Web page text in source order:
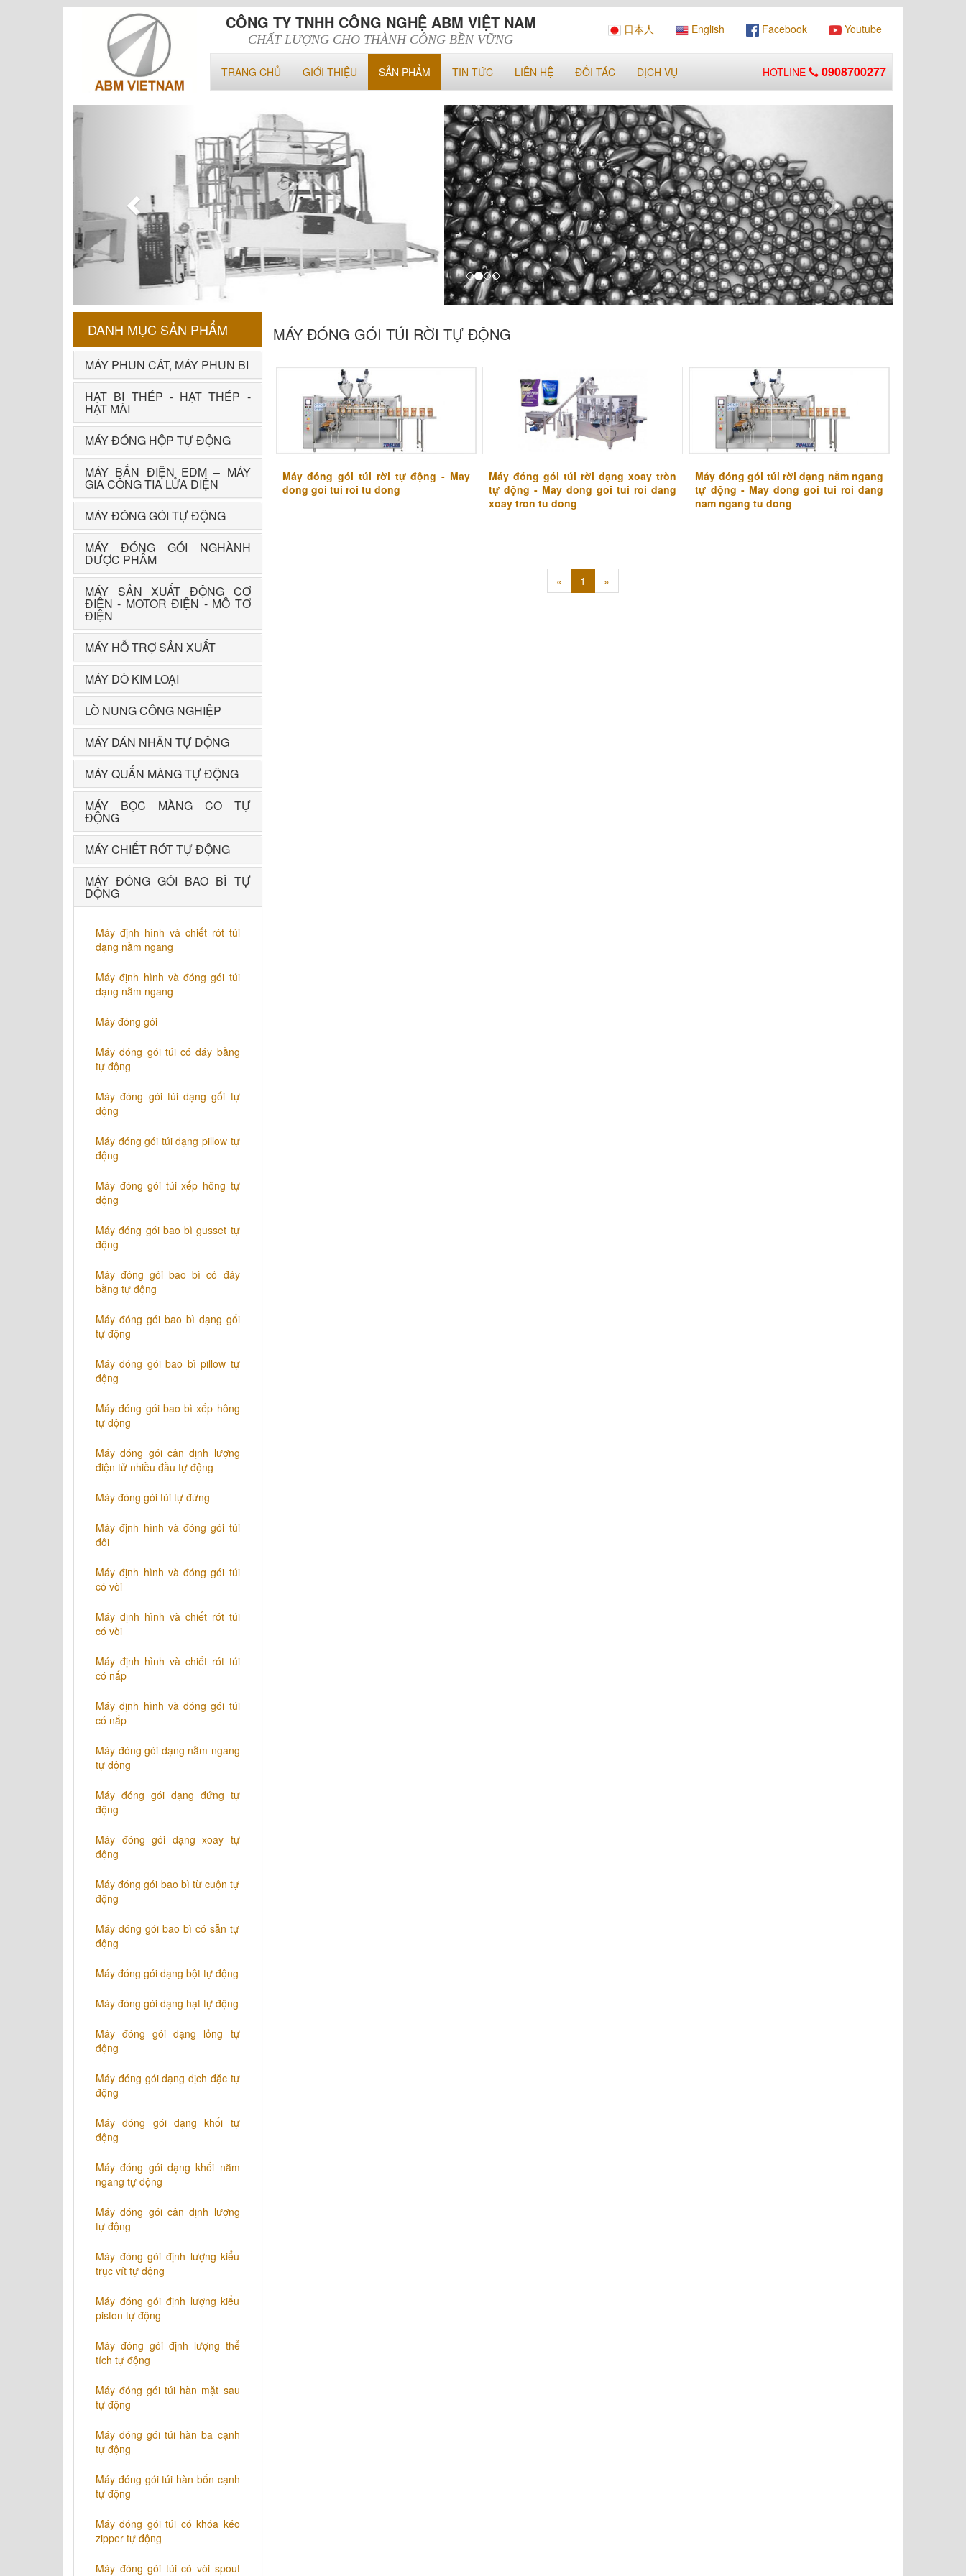
CÔNG TY TNHH CÔNG NGHỆ ABM VIỆT NAM
CHẤT LƯỢNG CHO THÀNH CÔNG BỀN VỮNG
日本人 English Facebook Youtube
TRANG CHỦ GIỚI THIỆU SẢN PHẨM TIN TỨC LIÊN HỆ ĐỐI TÁC DỊCH VỤ HOTLINE 0908700277
DANH MỤC SẢN PHẨM
MÁY PHUN CÁT, MÁY PHUN BI
HẠT BI THÉP - HẠT THÉP -
HẠT MÀI
MÁY ĐÓNG HỘP TỰ ĐỘNG
MÁY BẮN ĐIỆN EDM – MÁY
GIA CÔNG TIA LỬA ĐIỆN
MÁY ĐÓNG GÓI TỰ ĐỘNG
MÁY ĐÓNG GÓI NGHÀNH
DƯỢC PHẨM
MÁY SẢN XUẤT ĐỘNG CƠ
ĐIỆN - MOTOR ĐIỆN - MÔ TƠ
ĐIỆN
MÁY HỖ TRỢ SẢN XUẤT
MÁY DÒ KIM LOẠI
LÒ NUNG CÔNG NGHIỆP
MÁY DÁN NHÃN TỰ ĐỘNG
MÁY QUẤN MÀNG TỰ ĐỘNG
MÁY BỌC MÀNG CO TỰ
ĐỘNG
MÁY CHIẾT RÓT TỰ ĐỘNG
MÁY ĐÓNG GÓI BAO BÌ TỰ
ĐỘNG
Máy định hình và chiết rót túi
dạng nằm ngang
Máy định hình và đóng gói túi
dạng nằm ngang
Máy đóng gói
Máy đóng gói túi có đáy bằng
tự động
Máy đóng gói túi dạng gối tự
động
Máy đóng gói túi dạng pillow tự
động
Máy đóng gói túi xếp hông tự
động
Máy đóng gói bao bì gusset tự
động
Máy đóng gói bao bì có đáy
bằng tự động
Máy đóng gói bao bì dạng gối
tự động
Máy đóng gói bao bì pillow tự
động
Máy đóng gói bao bì xếp hông
tự động
Máy đóng gói cân định lượng
điện tử nhiều đầu tự động
Máy đóng gói túi tự đứng
Máy định hình và đóng gói túi
đôi
Máy định hình và đóng gói túi
có vòi
Máy định hình và chiết rót túi
có vòi
Máy định hình và chiết rót túi
có nắp
Máy định hình và đóng gói túi
có nắp
Máy đóng gói dạng nằm ngang
tự động
Máy đóng gói dạng đứng tự
động
Máy đóng gói dạng xoay tự
động
Máy đóng gói bao bì từ cuộn tự
động
Máy đóng gói bao bì có sẵn tự
động
Máy đóng gói dạng bột tự động
Máy đóng gói dạng hạt tự động
Máy đóng gói dạng lỏng tự
động
Máy đóng gói dạng dịch đặc tự
động
Máy đóng gói dạng khối tự
động
Máy đóng gói dạng khối nằm
ngang tự động
Máy đóng gói cân định lượng
tự động
Máy đóng gói định lượng kiểu
trục vít tự động
Máy đóng gói định lượng kiểu
piston tự động
Máy đóng gói định lượng thể
tích tự động
Máy đóng gói túi hàn mặt sau
tự động
Máy đóng gói túi hàn ba cạnh
tự động
Máy đóng gói túi hàn bốn cạnh
tự động
Máy đóng gói túi có khóa kéo
zipper tự động
Máy đóng gói túi có vòi spout
MÁY ĐÓNG GÓI TÚI RỜI TỰ ĐỘNG
Máy đóng gói túi rời tự động - May
dong goi tui roi tu dong
Máy đóng gói túi rời dạng xoay tròn
tự động - May dong goi tui roi dang
xoay tron tu dong
Máy đóng gói túi rời dạng nằm ngang
tự động - May dong goi tui roi dang
nam ngang tu dong
« 1 (hiện
tại)
»